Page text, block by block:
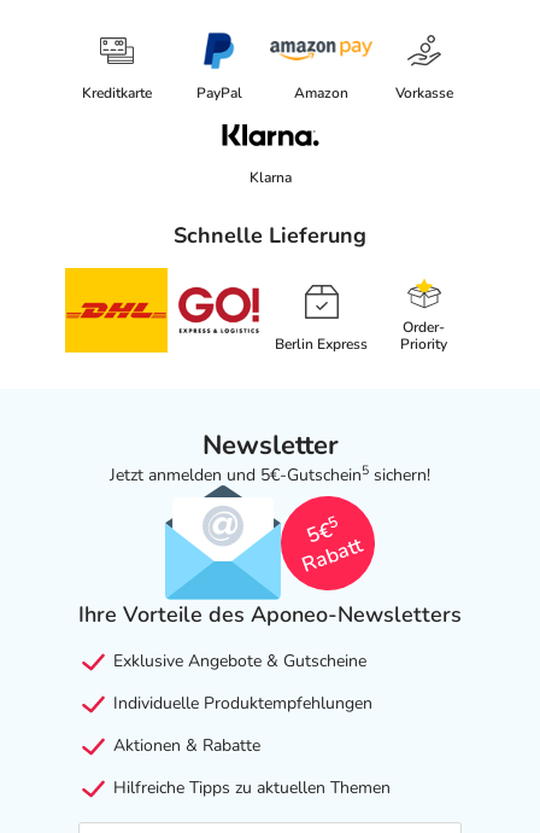
Kreditkarte PayPal Amazon Vorkasse
Klarna
Schnelle Lieferung
Berlin Express
Order-
Priority
Newsletter
Jetzt anmelden und 5€-Gutschein5 sichern!
5€
5
Rabatt
Ihre Vorteile des Aponeo-Newsletters
Exklusive Angebote & Gutscheine
Individuelle Produktempfehlungen
Aktionen & Rabatte
Hilfreiche Tipps zu aktuellen Themen